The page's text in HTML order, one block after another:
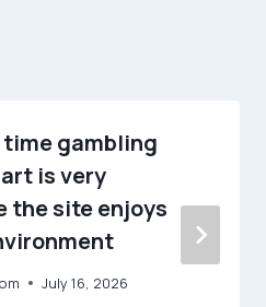
gambling
is very
the site enjoys
July 16, 2026